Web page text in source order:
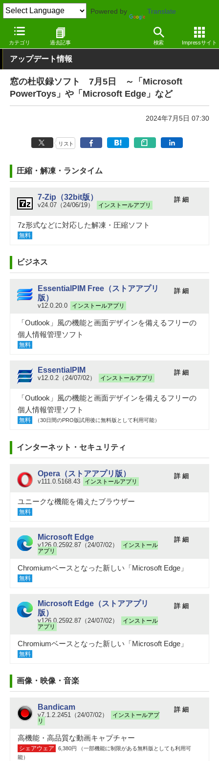
Powered by Translate
カテゴリ 過去記事 検索 Impressサイト
窓の杜 その他の話題 アップデート
アップデート情報
窓の杜収録ソフト 7月5日 ～「Microsoft
PowerToys」や「Microsoft Edge」など
2024年7月5日 07:30
リスト
圧縮・解凍・ランタイム
7-Zip（32bit版）
v24.07（24/06/19） インストールアプリ
詳 細
7z形式などに対応した解凍・圧縮ソフト
無料
ビジネス
EssentialPIM Free（ストアアプリ
版）
v12.0.20.0 インストールアプリ
詳 細
「Outlook」風の機能と画面デザインを備えるフリーの
個人情報管理ソフト
無料
EssentialPIM
v12.0.2（24/07/02） インストールアプリ
詳 細
「Outlook」風の機能と画面デザインを備えるフリーの
個人情報管理ソフト
無料 （30日間のPRO版試用後に無料版として利用可能）
インターネット・セキュリティ
Opera（ストアアプリ版）
v111.0.5168.43 インストールアプリ
詳 細
ユニークな機能を備えたブラウザー
無料
Microsoft Edge
v126.0.2592.87（24/07/02）
インストール
アプリ
詳 細
Chromiumベースとなった新しい「Microsoft Edge」
無料
Microsoft Edge（ストアアプリ
版）
v126.0.2592.87（24/07/02）
インストール
アプリ
詳 細
Chromiumベースとなった新しい「Microsoft Edge」
無料
画像・映像・音楽
Bandicam
v7.1.2.2451（24/07/02）
インストールアプ
リ
詳 細
高機能・高品質な動画キャプチャー
シェアウェア
6,380円 （一部機能に制限がある無料版としても利用可
能）